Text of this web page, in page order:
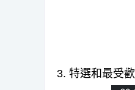
3. 特選和最受